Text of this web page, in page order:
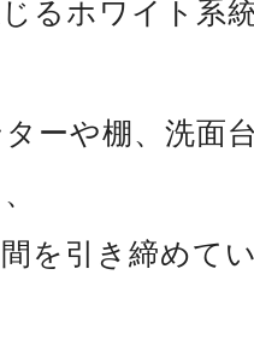
るホワイト系
ーや棚、洗面
を引き締めて